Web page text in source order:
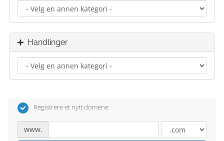
Handlinger
Registrere et nytt domene
www.